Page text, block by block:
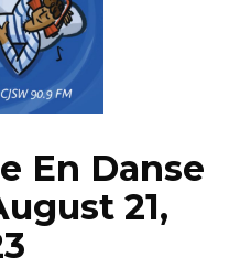
En Danse
21,